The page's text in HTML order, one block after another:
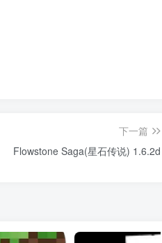
下一篇
Flowstone Saga(星石传说) 1.6.2d